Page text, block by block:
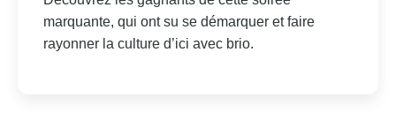
marquante, qui ont su se démarquer et faire
rayonner la culture d’ici avec brio.